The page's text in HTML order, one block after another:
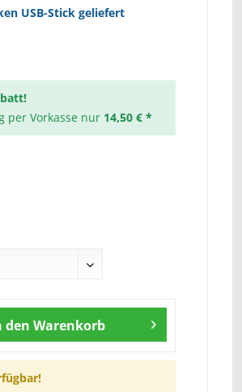
USB-Stick geliefert
per Vorkasse nur 14,50 € *
den Warenkorb